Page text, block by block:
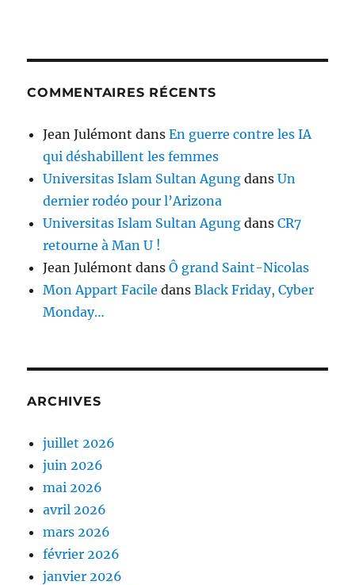
COMMENTAIRES RÉCENTS
Jean Julémont dansEn guerre contre les IA
qui déshabillent les femmes
Universitas Islam Sultan Agung dansUn
dernier rodéo pour l’Arizona
Universitas Islam Sultan Agung dansCR7
retourne à Man U !
Jean Julémont dansÔ grand Saint-Nicolas
Mon Appart Facile dansBlack Friday, Cyber
Monday…
ARCHIVES
juillet 2026
juin 2026
mai 2026
avril 2026
mars 2026
février 2026
janvier 2026